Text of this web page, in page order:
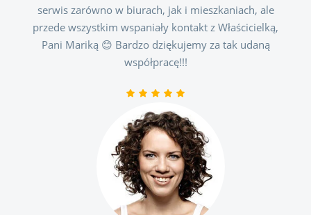
serwis zarówno w biurach, jak i mieszkaniach, ale
przede wszystkim wspaniały kontakt z Właścicielką,
Pani Mariką 😊 Bardzo dziękujemy za tak udaną
współpracę!!!